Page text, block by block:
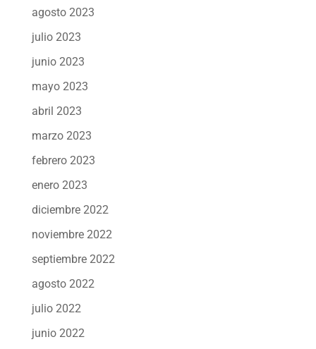
agosto 2023
julio 2023
junio 2023
mayo 2023
abril 2023
marzo 2023
febrero 2023
enero 2023
diciembre 2022
noviembre 2022
septiembre 2022
agosto 2022
julio 2022
junio 2022